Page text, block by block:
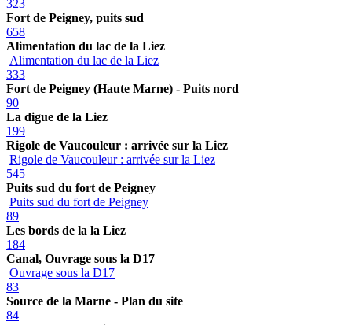
323
Fort de Peigney, puits sud
658
Alimentation du lac de la Liez
Alimentation du lac de la Liez
333
Fort de Peigney (Haute Marne) - Puits nord
90
La digue de la Liez
199
Rigole de Vaucouleur : arrivée sur la Liez
Rigole de Vaucouleur : arrivée sur la Liez
545
Puits sud du fort de Peigney
Puits sud du fort de Peigney
89
Les bords de la la Liez
184
Canal, Ouvrage sous la D17
Ouvrage sous la D17
83
Source de la Marne - Plan du site
84